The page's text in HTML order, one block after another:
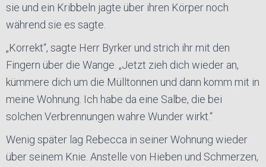
sie und ein Kribbeln jagte über ihren Körper noch
während sie es sagte.
„Korrekt“, sagte Herr Byrker und strich ihr mit den
Fingern über die Wange. „Jetzt zieh dich wieder an,
kümmere dich um die Mülltonnen und dann komm mit in
meine Wohnung. Ich habe da eine Salbe, die bei
solchen Verbrennungen wahre Wunder wirkt.“
Wenig später lag Rebecca in seiner Wohnung wieder
über seinem Knie. Anstelle von Hieben und Schmerzen,